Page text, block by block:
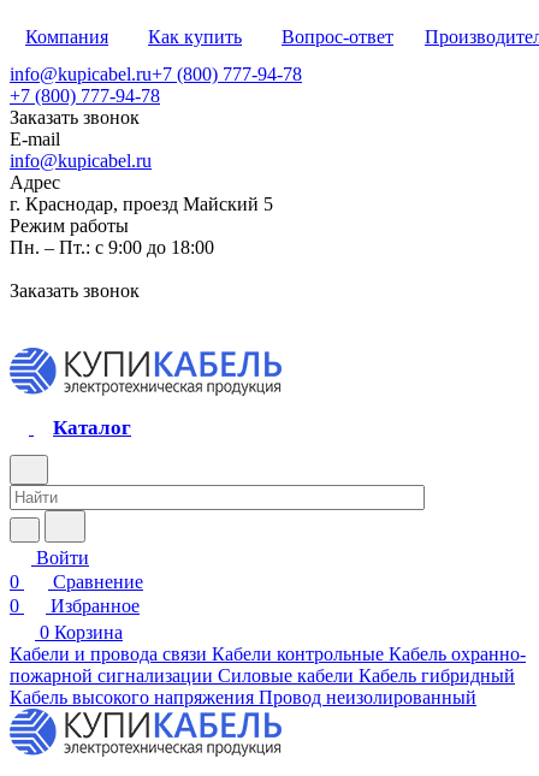
Компания Как купить Вопрос-ответ
info@kupicabel.ru+7 (800) 777-94-78
+7 (800) 777-94-78
Заказать звонок
E-mail
info@kupicabel.ru
Адрес
г. Краснодар, проезд Майский 5
Режим работы
Пн. – Пт.: с 9:00 до 18:00
Заказать звонок
Каталог
Войти
0
Сравнение
0
Избранное
0 Корзина
Кабели и провода связи Кабели контрольные Кабель охранно-
пожарной сигнализации Силовые кабели Кабель гибридный
Кабель высокого напряжения Провод неизолированный